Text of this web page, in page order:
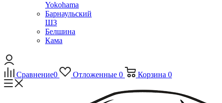
Yokohama
Барнаульский
ШЗ
Белшина
Кама
Сравнение0 Отложенные 0 Корзина 0